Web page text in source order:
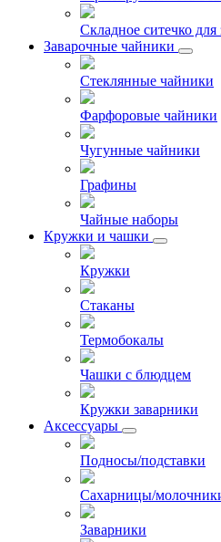
Складное ситечко
Заварочные чайники
Стеклянные чайники
Фарфоровые чайники
Чугунные чайники
Графины
Чайные наборы
Кружки и чашки
Кружки
Стаканы
Термобокалы
Чашки с блюдцем
Кружки заварники
Аксессуары
Подносы/подставки
Сахарницы/
Заварники